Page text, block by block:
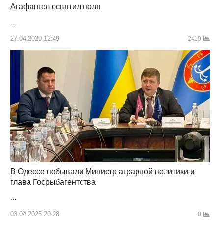
Агафангел освятил поля
27.04.2020 12:49 2419
В Одессе побывали Министр аграрной политики и
глава Госрыбагентства
…
03.04.2025 20:28 0